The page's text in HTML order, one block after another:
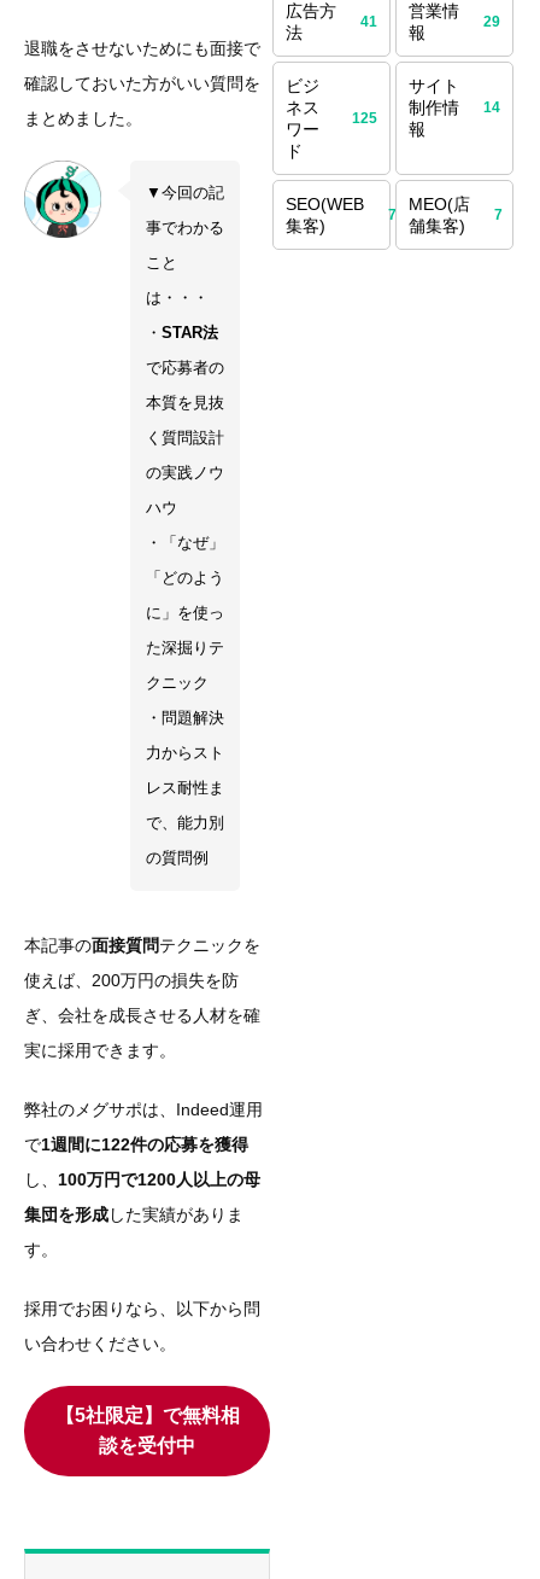
退職をさせないためにも面接で
確認しておいた方がいい質問を
まとめました。
▼今回の記
事でわかる
こと
は・・・
・ STAR法
で応募者の
本質を見抜
く質問設計
の実践ノウ
ハウ
・「なぜ」
「どのよう
に」を使っ
た深掘りテ
クニック
・問題解決
力からスト
レス耐性ま
で、能力別
の質問例
本記事の面接質問テクニックを
使えば、200万円の損失を防
ぎ、会社を成長させる人材を確
実に採用できます。
弊社のメグサポは、Indeed運用
で1週間に122件の応募を獲得
し、 100万円で1200人以上の母
集団を形成した実績がありま
す。
採用でお困りなら、以下から問
い合わせください。
【5社限定】で無料相
談を受付中
広告方
法
41
営業情
報
29
ビジ
ネス
ワー
ド
125
サイト
制作情
報
14
SEO(WEB
集客)
70
MEO(店
舗集客)
7